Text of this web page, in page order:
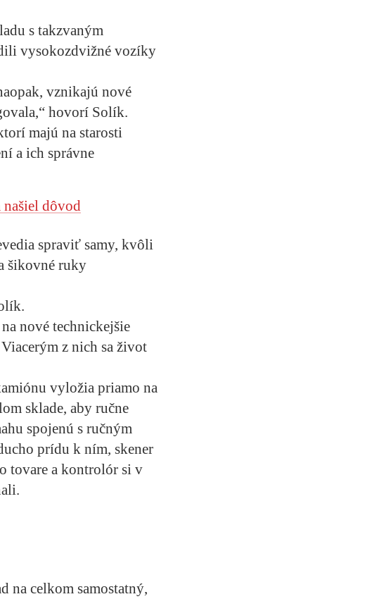
s takzvaným
vysokozdvižné vozíky
vznikajú nové
hovorí Solík.
majú na starosti
a ich správne
dôvod
spraviť samy, kvôli
šikovné ruky
nové technickejšie
z nich sa život
vyložia priamo na
sklade, aby ručne
spojenú s ručným
prídu k ním, skener
tovare a kontrolór si v
na celkom samostatný,